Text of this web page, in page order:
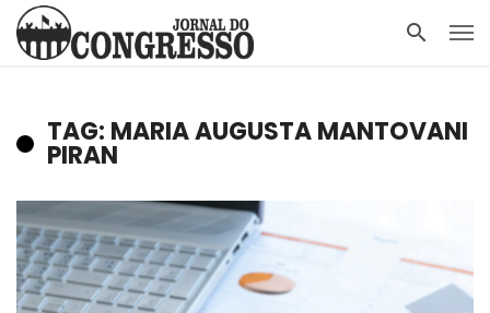
TAG: MARIA AUGUSTA MANTOVANI
PIRAN